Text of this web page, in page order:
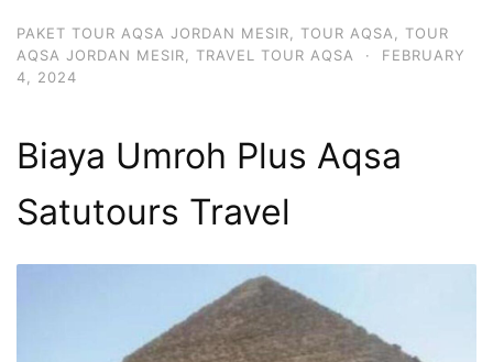
PAKET TOUR AQSA JORDAN MESIR TOUR AQSA
TOUR
AQSA JORDAN MESIR
TRAVEL TOUR AQSA ·
FEBRUARY
4, 2024
Biaya Umroh Plus Aqsa
Satutours Travel